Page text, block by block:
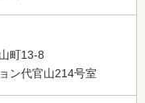
町13-8
ン代官山214号室